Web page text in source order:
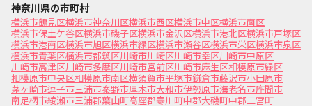
神奈川県の市町村
横浜市鶴見区横浜市神奈川区横浜市西区横浜市中区横浜市南区
横浜市保土ケ谷区横浜市磯子区横浜市金沢区横浜市港北区横浜市戸塚区
横浜市港南区横浜市旭区横浜市緑区横浜市瀬谷区横浜市栄区横浜市泉区
横浜市青葉区横浜市都筑区川崎市川崎区川崎市幸区川崎市中原区
川崎市高津区川崎市多摩区川崎市宮前区川崎市麻生区相模原市緑区
相模原市中央区相模原市南区横須賀市平塚市鎌倉市藤沢市小田原市
茅ヶ崎市逗子市三浦市秦野市厚木市大和市伊勢原市海老名市座間市
南足柄市綾瀬市三浦郡葉山町高座郡寒川町中郡大磯町中郡二宮町